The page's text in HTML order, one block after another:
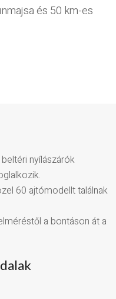
és 50 km-es
nyílászárók
60 ajtómodellt találnak
a bontáson át a